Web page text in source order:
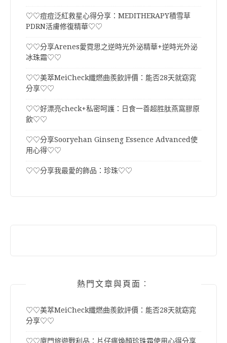
♡♡痘痘泛紅救星心得分享：MEDITHERAPY積雪草
PDRN活膚修復精華♡♡
♡♡分享Arenes愛霓思之逆時光外泌精華+逆時光外泌
冰珠霜♡♡
♡♡美萃MeiCheck纖燃曲羨飲評價：能否28天就窈窕
分享♡♡
♡♡好漂亮check+私密呵護：日食一善超胜肽燕窩膠原
飲♡♡
♡♡分享Sooryehan Ginseng Essence Advanced使
用心得♡♡
♡♡分享我最愛的飾品：珍珠♡♡
熱門文章與頁面︰
♡♡美萃MeiCheck纖燃曲羨飲評價：能否28天就窈窕
分享♡♡
♡♡廈門旅遊戰利品：片仔癀煥顏珍珠霜使用心得分享